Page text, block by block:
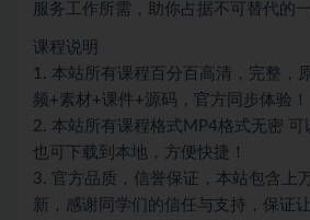
服务工作所需，助你占据不可替代的一
课程说明
1. 本站所有课程百分百高清，完整，
频+素材+课件+源码，官方同步体验！
2. 本站所有课程格式MP4格式无密 可
也可下载到本地，方便快捷！
3. 官方品质，信誉保证，本站包含上
新，感谢同学们的信任与支持，保证